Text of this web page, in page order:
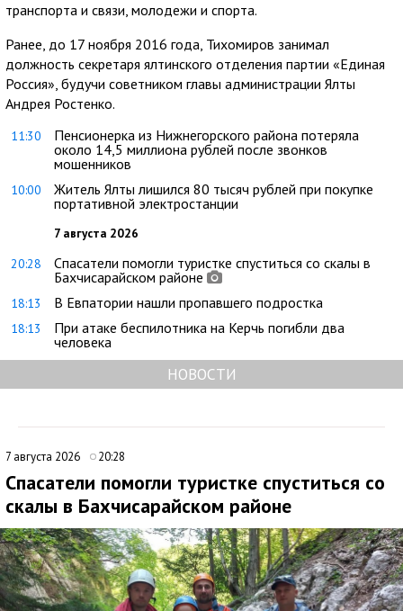
транспорта и связи, молодежи и спорта.
Ранее, до 17 ноября 2016 года, Тихомиров занимал
должность секретаря ялтинского отделения партии «Единая
Россия», будучи советником главы администрации Ялты
Андрея Ростенко.
11:30
Пенсионерка из Нижнегорского района потеряла
около 14,5 миллиона рублей после звонков
мошенников
10:00
Житель Ялты лишился 80 тысяч рублей при покупке
портативной электростанции
7 августа 2026
20:28
Спасатели помогли туристке спуститься со скалы в
Бахчисарайском районе
18:13 В Евпатории нашли пропавшего подростка
18:13
При атаке беспилотника на Керчь погибли два
человека
НОВОСТИ
7 августа 2026 20:28
Спасатели помогли туристке спуститься со
скалы в Бахчисарайском районе